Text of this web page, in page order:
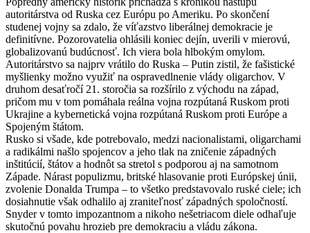
autoritárstva od Ruska cez Európu po Ameriku. Po skončení
studenej vojny sa zdalo, že víťazstvo liberálnej demokracie je
definitívne. Pozorovatelia ohlásili koniec dejín, uverili v mierovú,
globalizovanú budúcnosť. Ich viera bola hlbokým omylom.
Autoritárstvo sa najprv vrátilo do Ruska – Putin zistil, že fašistické
myšlienky možno využiť na ospravedlnenie vlády oligarchov. V
druhom desaťročí 21. storočia sa rozšírilo z východu na západ,
pričom mu v tom pomáhala reálna vojna rozpútaná Ruskom proti
Ukrajine a kybernetická vojna rozpútaná Ruskom proti Európe a
Spojeným štátom.
Rusko si všade, kde potrebovalo, medzi nacionalistami, oligarchami
a radikálmi našlo spojencov a jeho tlak na zničenie západných
inštitúcií, štátov a hodnôt sa stretol s podporou aj na samotnom
Západe. Nárast populizmu, britské hlasovanie proti Európskej únii,
zvolenie Donalda Trumpa – to všetko predstavovalo ruské ciele; ich
dosiahnutie však odhalilo aj zraniteľnosť západných spoločností.
Snyder v tomto impozantnom a nikoho nešetriacom diele odhaľuje
skutočnú povahu hrozieb pre demokraciu a vládu zákona.